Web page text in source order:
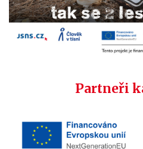
Partneři